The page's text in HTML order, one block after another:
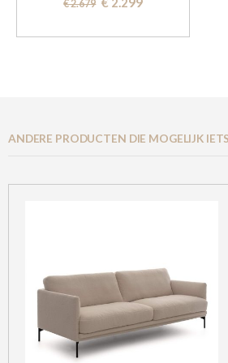
€ 2.679
Price
ANDERE PRODUCTEN DIE MOGELIJK